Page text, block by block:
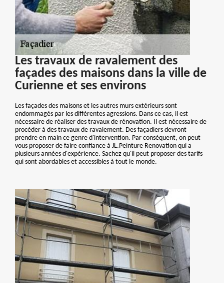
Les travaux de ravalement des
façades des maisons dans la ville de
Curienne et ses environs
Les façades des maisons et les autres murs extérieurs sont
endommagés par les différentes agressions. Dans ce cas, il est
nécessaire de réaliser des travaux de rénovation. Il est nécessaire de
procéder à des travaux de ravalement. Des façadiers devront
prendre en main ce genre d'intervention. Par conséquent, on peut
vous proposer de faire confiance à JL.Peinture Renovation qui a
plusieurs années d'expérience. Sachez qu'il peut proposer des tarifs
qui sont abordables et accessibles à tout le monde.